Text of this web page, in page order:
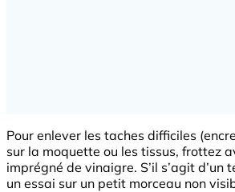
Pour enlever les taches difficiles
sur la moquette ou les tissus, frottez
imprégné de vinaigre. S’il s’agit
un essai sur un petit morceau non